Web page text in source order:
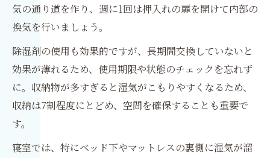
気の通り道を作り、週に1回は押入れの扉を開けて内部の
換気を行いましょう。
除湿剤の使用も効果的ですが、長期間交換していないと
効果が薄れるため、使用期限や状態のチェックを忘れず
に。収納物が多すぎると湿気がこもりやすくなるため、
収納は7割程度にとどめ、空間を確保することも重要で
す。
寝室では、特にベッド下やマットレスの裏側に湿気が溜